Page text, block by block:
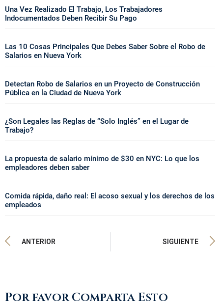
Una Vez Realizado El Trabajo, Los Trabajadores
Indocumentados Deben Recibir Su Pago
Las 10 Cosas Principales Que Debes Saber Sobre el Robo de
Salarios en Nueva York
Detectan Robo de Salarios en un Proyecto de Construcción
Pública en la Ciudad de Nueva York
¿Son Legales las Reglas de “Solo Inglés” en el Lugar de
Trabajo?
La propuesta de salario mínimo de $30 en NYC: Lo que los
empleadores deben saber
Comida rápida, daño real: El acoso sexual y los derechos de los
empleados
ANTERIOR SIGUIENTE
Por favor Comparta Esto